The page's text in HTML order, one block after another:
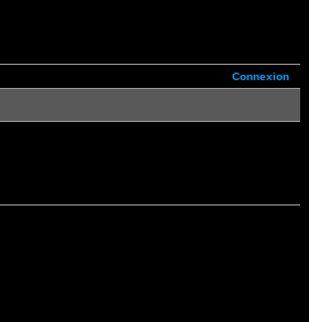
Connexion